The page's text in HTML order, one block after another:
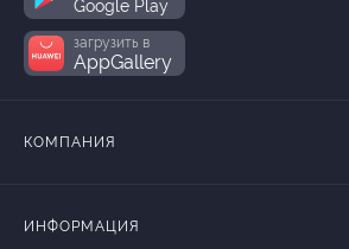
Google Play
загрузить в
AppGallery
КОМПАНИЯ
ИНФОРМАЦИЯ